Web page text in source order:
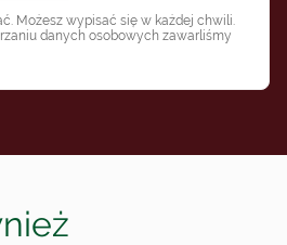
Możesz wypisać się w każdej chwili.
danych osobowych zawarliśmy